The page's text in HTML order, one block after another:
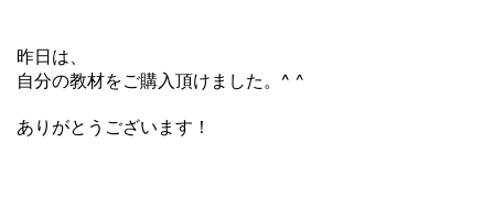
昨日は、
自分の教材をご購入頂けました。^ ^
ありがとうございます！